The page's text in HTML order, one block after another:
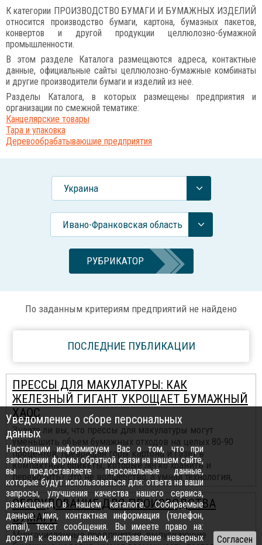
К категории ПРОИЗВОДСТВО БУМАГИ И БУМАЖНЫХ ИЗДЕЛИЙ
относится производство бумаги, картона, бумаэных пакетов,
конвертов и другой продукции целлюлозно-бумажной
промышленности.
В этом разделе Каталога размещаются адреса, контактные
данные, официальные сайты целлюлозно-бумажные комбинаты
и другие производители бумаги и изделий из нее.
Разделы Каталога, в которых размещены предприятия и
организации по смежной тематике:
Канцелярские товары
Тара и упаковка
Деревообрабатываюшие предприятия
Украина
Ивано-Франковская область
РУБРИКАТОР
По заданным критериям предприятий не найдено
ПОСЛЕДНИЕ ПУБЛИКАЦИИ
ПРЕССЫ ДЛЯ МАКУЛАТУРЫ: КАК
ЖЕЛЕЗНЫЙ ГИГАНТ УКРОЩАЕТ БУМАЖНЫЙ
ХАОС
Знаете ли вы, что прессы для макулатуры могут
уменьшить объем бумажных отходов на целых 80-90
процентов, превращая горы картона и газет в
компактные брикеты, которые легко хранить и
перевозить? Это не волшебство, а умная технология,
ОБОРУДОВАНИЕ ДЛЯ ПРОИЗВОДСТВА
БУМАГИ
Многочисленные предприятия, выпускающие
Уведомление о сборе персональных
данных
Настоящим информируем Вас о том, что при
заполнении формы обратной связи на нашем сайте,
вы предоставляете персональные данные,
которые будут использоваться для: ответа на ваши
запросы, улучшения качества нашего сервиса,
размещения в нашем каталоге. Собираемые
данные: имя, контактная информация (телефон,
email), текст сообщения. Вы имеете право на:
доступ к своим данным, исправление неверных